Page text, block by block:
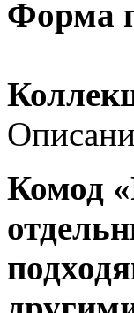
Форма
Комод